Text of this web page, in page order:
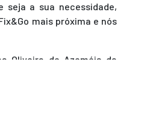
seja a sua necessidade,
mais próxima e nós
Oliveira de Azeméis da
está desta oficina?
direções a partir da sua